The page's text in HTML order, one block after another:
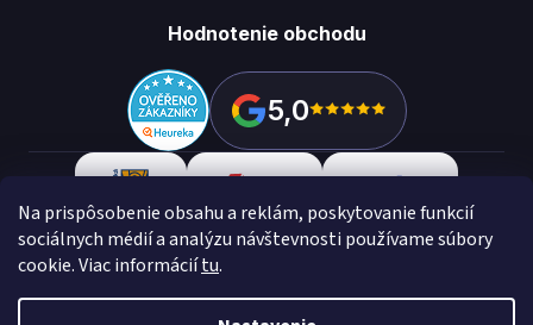
Na prispôsobenie obsahu a reklám, poskytovanie funkcií
sociálnych médií a analýzu návštevnosti používame súbory
cookie. Viac informáciítu.
Hodnotenie obchodu
5,0
Copyright 2026Vikon. Všetky práva vyhradené.Upraviť
nastavenie cookies